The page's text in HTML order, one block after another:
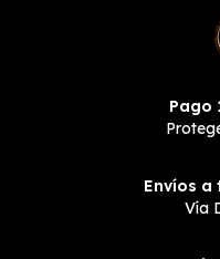
Pago
Envíos a
Vía